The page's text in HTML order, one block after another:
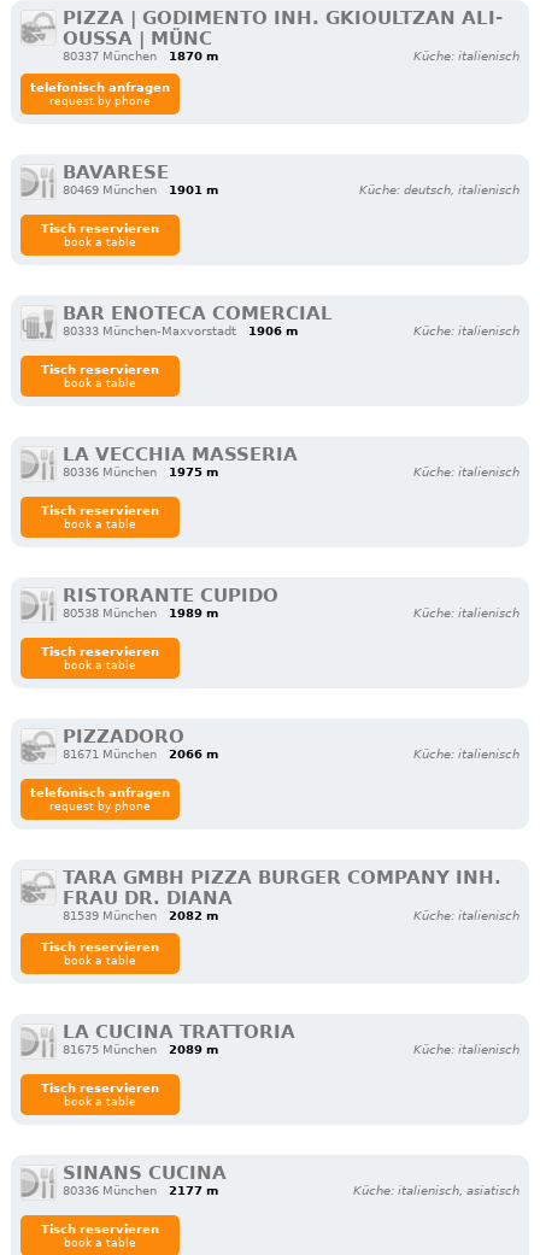
PIZZA | GODIMENTO INH. GKIOULTZAN ALI-
OUSSA | MÜNC
80337 München 1870 m Küche: italienisch
telefonisch anfragen
request by phone
BAVARESE
80469 München 1901 m Küche: deutsch, italienisch
Tisch reservieren
book a table
BAR ENOTECA COMERCIAL
80333 München-Maxvorstadt 1906 m Küche: italienisch
Tisch reservieren
book a table
LA VECCHIA MASSERIA
80336 München 1975 m Küche: italienisch
Tisch reservieren
book a table
RISTORANTE CUPIDO
80538 München 1989 m Küche: italienisch
Tisch reservieren
book a table
PIZZADORO
81671 München 2066 m Küche: italienisch
telefonisch anfragen
request by phone
TARA GMBH PIZZA BURGER COMPANY INH.
FRAU DR. DIANA
81539 München 2082 m Küche: italienisch
Tisch reservieren
book a table
LA CUCINA TRATTORIA
81675 München 2089 m Küche: italienisch
Tisch reservieren
book a table
SINANS CUCINA
80336 München 2177 m Küche: italienisch, asiatisch
Tisch reservieren
book a table